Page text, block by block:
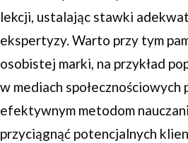
lekcji, ustalając stawki
ekspertyzy. Warto przy tym
osobistej marki, na przykład
w mediach społecznościowych
efektywnym metodom
przyciągnąć potencjalnych